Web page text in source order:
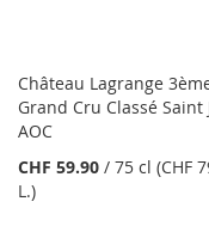
Château Lagrange
Grand Cru Classé Saint
AOC
CHF 59.90 / 75 cl (CHF
L.)